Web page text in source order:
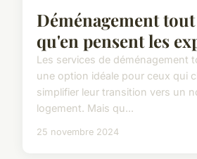
Déménagement
qu'en pensent les
Les services de déménagement
une option idéale pour ceux qui
simplifier leur transition vers un
logement. Mais qu...
25 novembre 2024